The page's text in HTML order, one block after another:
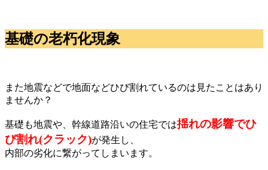
基礎の老朽化現象
また地震などで地面などひび割れているのは見たことはあり
ませんか？
基礎も地震や、幹線道路沿いの住宅では揺れの影響でひ
び割れ(クラック)が発生し、
内部の劣化に繋がってしまいます。